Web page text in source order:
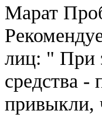
Марат
лиц: " При
средства
привыкли,